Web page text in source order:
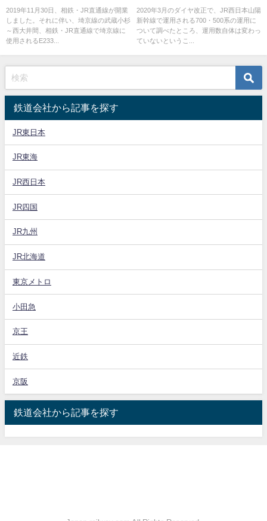
12000系の120km/h運転開始 都
心へのアクセスが便利に
2019年11月30日、相鉄・JR直通線が開業
しました。それに伴い、埼京線の武蔵小杉
～西大井間、相鉄・JR直通線で埼京線に
使用されるE233...
め 全席禁煙化でB編成700系グ
リーン車は3月13日がラストラ
ン 一部で運用変更も
2020年3月のダイヤ改正で、JR西日本山陽
新幹線で運用される700・500系の運用に
ついて調べたところ、運用数自体は変わっ
ていないというこ...
鉄道会社から記事を探す
JR東日本
JR東海
JR西日本
JR四国
JR九州
JR北海道
東京メトロ
小田急
京王
近鉄
京阪
鉄道会社から記事を探す